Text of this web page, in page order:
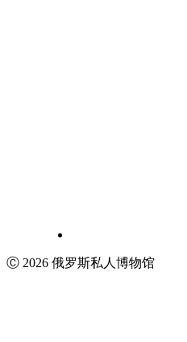
Ⓒ 2026 俄罗斯私人博物馆